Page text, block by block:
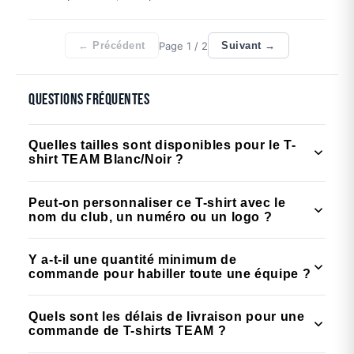
← Précédent Page1 / 2 Suivant →
Questions fréquentes
Quelles tailles sont disponibles pour le T-
shirt TEAM Blanc/Noir ?
XS, S, M, L, XL, 2XL et 3XL. Cette amplitude de
Peut-on personnaliser ce T-shirt avec le
nom du club, un numéro ou un logo ?
personnalisation (flocage nom, numéro, logo de
associés selon les quantités.
Y a-t-il une quantité minimum de
commande pour habiller toute une équipe ?
commandes avec personnalisation. Rapprochez-
Quels sont les délais de livraison pour une
commande de T-shirts TEAM ?